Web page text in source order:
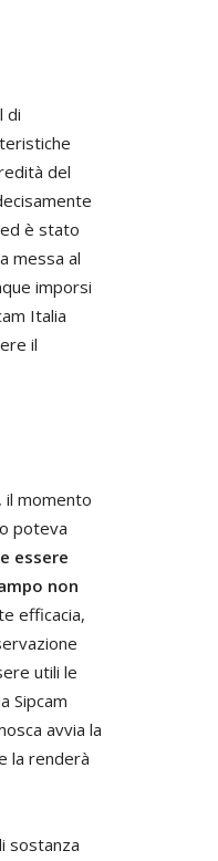
di
del
è stato
messa al
imporsi
Italia
il
il momento
poteva
essere
non
efficacia,
utili le
Sipcam
avvia la
la renderà
sostanza